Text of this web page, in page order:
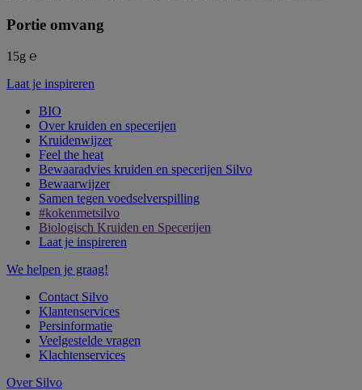
Portie omvang
15g ℮
Laat je inspireren
BIO
Over kruiden en specerijen
Kruidenwijzer
Feel the heat
Bewaaradvies kruiden en specerijen Silvo
Bewaarwijzer
Samen tegen voedselverspilling
#kokenmetsilvo
Biologisch Kruiden en Specerijen
Laat je inspireren
We helpen je graag!
Contact Silvo
Klantenservices
Persinformatie
Veelgestelde vragen
Klachtenservices
Over Silvo